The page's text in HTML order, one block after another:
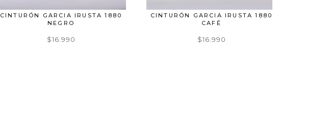
CINTURÓN GARCIA IRUSTA 1880
NEGRO
$16.990
CINTURÓN GARCIA IRUSTA 1880
CAFÉ
$16.990